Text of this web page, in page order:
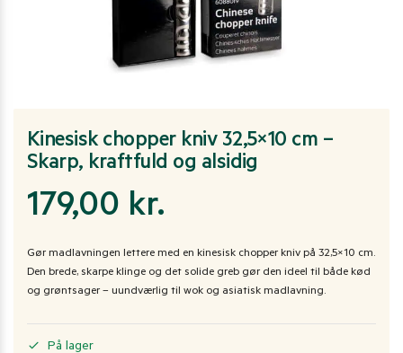
Kinesisk chopper kniv 32,5×10 cm –
Skarp, kraftfuld og alsidig
179,00 kr.
Gør madlavningen lettere med en kinesisk chopper kniv på 32,5×10 cm.
Den brede, skarpe klinge og det solide greb gør den ideel til både kød
og grøntsager – uundværlig til wok og asiatisk madlavning.
På lager